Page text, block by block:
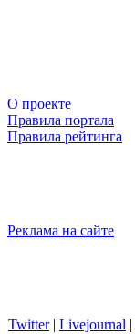
О проекте
Правила портала
Правила рейтинга
Реклама на сайте
Twitter| Livejournal |